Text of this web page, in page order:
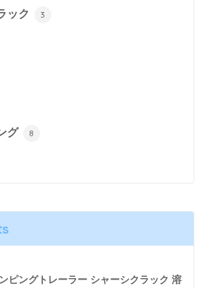
ック 3
グ 8
ピングトレーラー シャーシクラック 溶